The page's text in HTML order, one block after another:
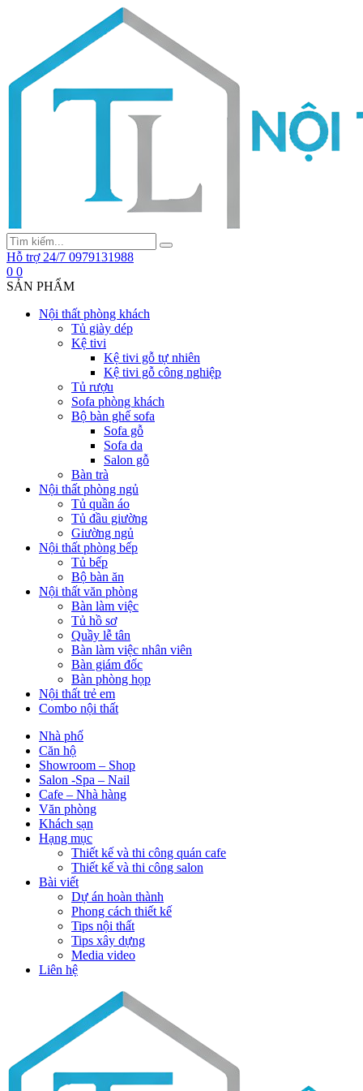
Hỗ trợ 24/7 0979131988
0 0
SẢN PHẨM
Nội thất phòng khách
Tủ giày dép
Kệ tivi
Kệ tivi gỗ tự nhiên
Kệ tivi gỗ công nghiệp
Tủ rượu
Sofa phòng khách
Bộ bàn ghế sofa
Sofa gỗ
Sofa da
Salon gỗ
Bàn trà
Nội thất phòng ngủ
Tủ quần áo
Tủ đầu giường
Giường ngủ
Nội thất phòng bếp
Tủ bếp
Bộ bàn ăn
Nội thất văn phòng
Bàn làm việc
Tủ hồ sơ
Quầy lễ tân
Bàn làm việc nhân viên
Bàn giám đốc
Bàn phòng họp
Nội thất trẻ em
Combo nội thất
Nhà phố
Căn hộ
Showroom – Shop
Salon -Spa – Nail
Cafe – Nhà hàng
Văn phòng
Khách sạn
Hạng mục
Thiết kế và thi công quán cafe
Thiết kế và thi công salon
Bài viết
Dự án hoàn thành
Phong cách thiết kế
Tips nội thất
Tips xây dựng
Media video
Liên hệ